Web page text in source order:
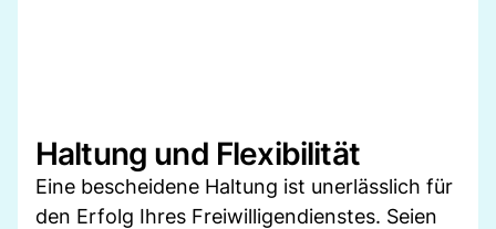
Haltung und Flexibilität
Eine bescheidene Haltung ist unerlässlich für
den Erfolg Ihres Freiwilligendienstes. Seien